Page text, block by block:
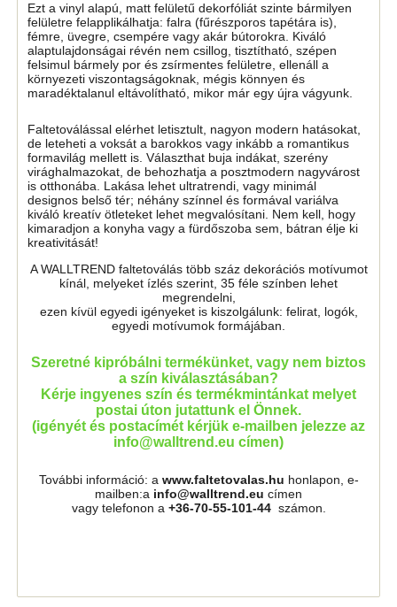
Ezt a vinyl alapú, matt felületű dekorfóliát szinte bármilyen
felületre felapplikálhatja: falra (fűrészporos tapétára is),
fémre, üvegre, csempére vagy akár bútorokra. Kiváló
alaptulajdonságai révén nem csillog, tisztítható, szépen
felsimul bármely por és zsírmentes felületre, ellenáll a
környezeti viszontagságoknak, mégis könnyen és
maradéktalanul eltávolítható, mikor már egy újra vágyunk.
Faltetoválással elérhet letisztult, nagyon modern hatásokat,
de leteheti a voksát a barokkos vagy inkább a romantikus
formavilág mellett is. Választhat buja indákat, szerény
virághalmazokat, de behozhatja a posztmodern nagyvárost
is otthonába. Lakása lehet ultratrendi, vagy minimál
designos belső tér; néhány színnel és formával variálva
kiváló kreatív ötleteket lehet megvalósítani. Nem kell, hogy
kimaradjon a konyha vagy a fürdőszoba sem, bátran élje ki
kreativitását!
A WALLTREND faltetoválás több száz dekorációs motívumot
kínál, melyeket ízlés szerint, 35 féle színben lehet
megrendelni,
ezen kívül egyedi igényeket is kiszolgálunk: felirat, logók,
egyedi motívumok formájában.
Szeretné kipróbálni termékünket, vagy nem biztos
a szín kiválasztásában?
Kérje ingyenes szín és termékmintánkat melyet
postai úton jutattunk el Önnek.
(igényét és postacímét kérjük e-mailben jelezze az
info@walltrend.eu címen)
További információ: a www.faltetovalas.hu honlapon, e-
mailben:a info@walltrend.eu címen
vagy telefonon a +36-70-55-101-44 számon.